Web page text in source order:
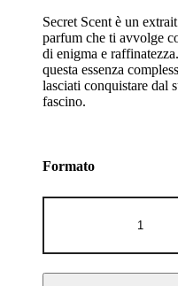
Secret Scent è un
parfum che ti avvolge
di enigma e
questa essenza
lasciati conquistare dal
fascino.
Formato
Scent
Al